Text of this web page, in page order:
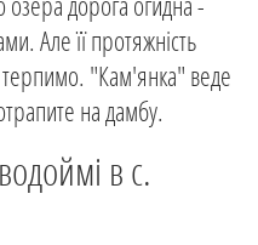
Але її протяжність
терпимо. "Кам'янка" веде
на дамбу.
в с.